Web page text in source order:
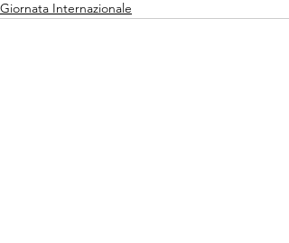
Giornata Internazionale